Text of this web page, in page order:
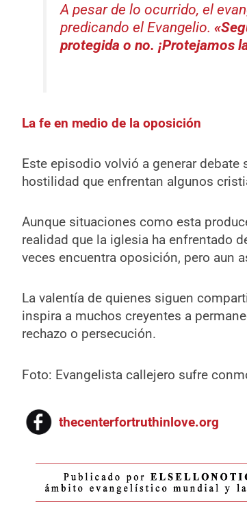
A pesar de lo ocurrido, el
predicando el Evangelio.
protegida o no. ¡Protejamos
La fe en medio de la oposición
Este episodio volvió a generar
hostilidad que enfrentan algunos
Aunque situaciones como esta
realidad que la iglesia ha enfrentado
veces encuentra oposición, pero aun
La valentía de quienes siguen
inspira a muchos creyentes a
rechazo o persecución.
Foto: Evangelista callejero sufre
thecenterfortruthinlove.org